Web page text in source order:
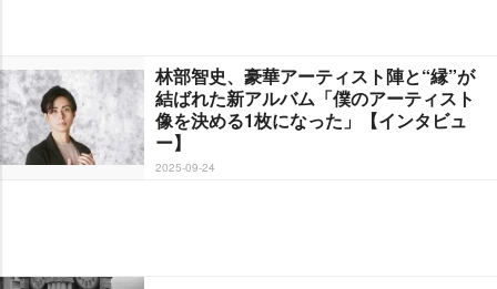
林部智史、豪華アーティスト陣と“縁”が
結ばれた新アルバム「僕のアーティスト
像を決める1枚になった」【インタビュ
ー】
2025-09-24